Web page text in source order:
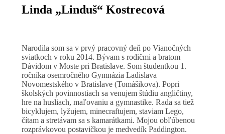
Linda „Linduš“ Kostrecová
Narodila som sa v prvý pracovný deň po Vianočných
sviatkoch v roku 2014. Bývam s rodičmi a bratom
Dávidom v Moste pri Bratislave. Som študentkou 1.
ročníka osemročného Gymnázia Ladislava
Novomestského v Bratislave (Tomášikova). Popri
školských povinnostiach sa venujem štúdiu angličtiny,
hre na husliach, maľovaniu a gymnastike. Rada sa tiež
bicyklujem, lyžujem, minecraftujem, staviam Lego,
čítam a stretávam sa s kamarátkami. Mojou obľúbenou
rozprávkovou postavičkou je medvedík Paddington.